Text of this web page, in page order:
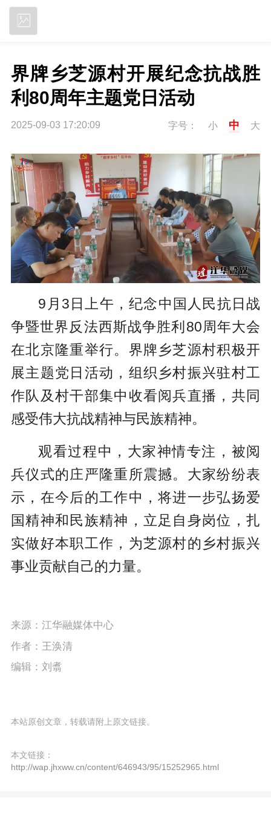
界牌乡芝源村开展纪念抗战胜
利80周年主题党日活动
2025-09-03 17:20:09 字号： 小 中 大
9月3日上午，纪念中国人民抗日战
争暨世界反法西斯战争胜利80周年大会
在北京隆重举行。界牌乡芝源村积极开
展主题党日活动，组织乡村振兴驻村工
作队及村干部集中收看阅兵直播，共同
感受伟大抗战精神与民族精神。
观看过程中，大家神情专注，被阅
兵仪式的庄严隆重所震撼。大家纷纷表
示，在今后的工作中，将进一步弘扬爱
国精神和民族精神，立足自身岗位，扎
实做好本职工作，为芝源村的乡村振兴
事业贡献自己的力量。
来源：江华融媒体中心
作者：王涣清
编辑：刘翥
本站原创文章，转载请附上原文链接。
本文链接：
http://wap.jhxww.cn/content/646943/95/15252965.html